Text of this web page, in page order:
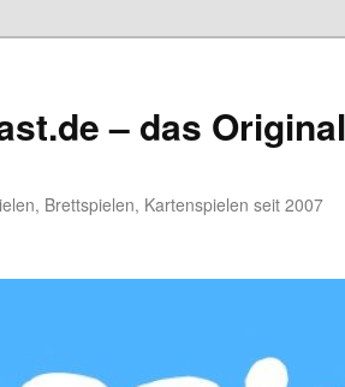
– das
Brettspielen, Kartenspielen seit 2007